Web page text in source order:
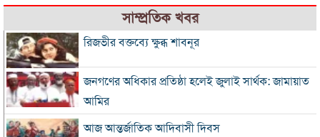
সাম্প্রতিক খবর
রিজভীর বক্তব্যে ক্ষুব্ধ শাবনূর
জনগণের অধিকার প্রতিষ্ঠা হলেই জুলাই সার্থক: জামায়াত
আমির
আজ আন্তর্জাতিক আদিবাসী দিবস